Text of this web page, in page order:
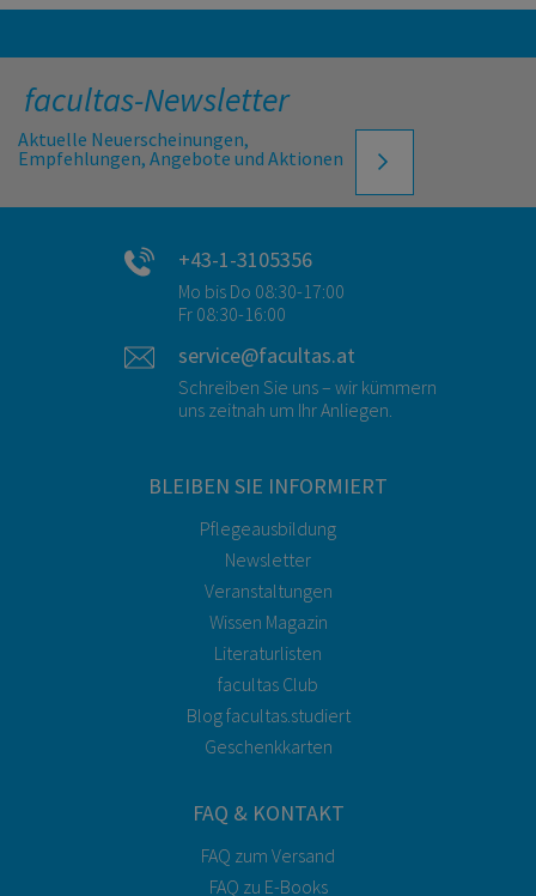
facultas-Newsletter
Aktuelle Neuerscheinungen,
Empfehlungen, Angebote und Aktionen
+43-1-3105356
Mo bis Do 08:30-17:00
Fr 08:30-16:00
service@facultas.at
Schreiben Sie uns – wir kümmern
uns zeitnah um Ihr Anliegen.
BLEIBEN SIE INFORMIERT
Pflegeausbildung
Newsletter
Veranstaltungen
Wissen Magazin
Literaturlisten
facultas Club
Blog facultas.studiert
Geschenkkarten
FAQ & KONTAKT
FAQ zum Versand
FAQ zu E-Books